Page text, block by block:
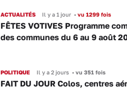
ACTUALITÉS Il y a 1 jour •vu 1299 fois
FÊTES VOTIVES Programme
des communes du 6 au 9 août
POLITIQUE Il y a 2 jours •vu 351 fois
FAIT DU JOUR Colos, centres